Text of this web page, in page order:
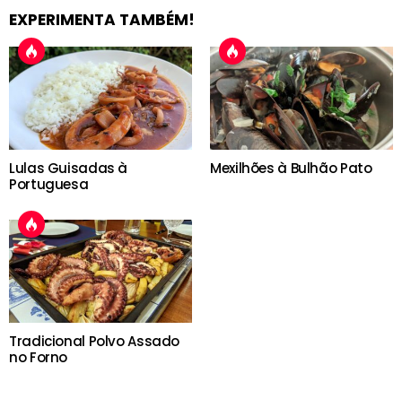
EXPERIMENTA TAMBÉM!
Lulas Guisadas à
Portuguesa
Mexilhões à Bulhão Pato
Tradicional Polvo Assado
no Forno